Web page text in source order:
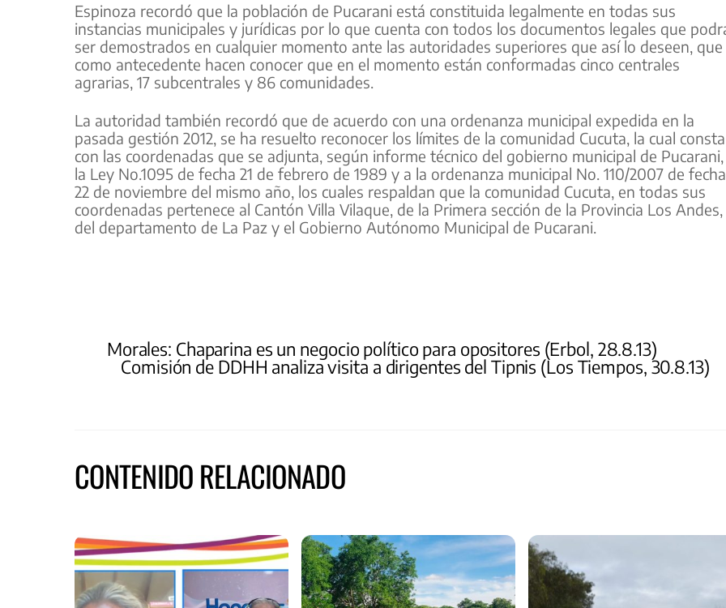
Espinoza recordó que la población de Pucarani está constituida legalmente en todas sus
instancias municipales y jurídicas por lo que cuenta con todos los documentos legales que
ser demostrados en cualquier momento ante las autoridades superiores que así lo deseen, que
como antecedente hacen conocer que en el momento están conformadas cinco centrales
agrarias, 17 subcentrales y 86 comunidades.
La autoridad también recordó que de acuerdo con una ordenanza municipal expedida en la
pasada gestión 2012, se ha resuelto reconocer los límites de la comunidad Cucuta, la cual consta
con las coordenadas que se adjunta, según informe técnico del gobierno municipal de
la Ley No.1095 de fecha 21 de febrero de 1989 y a la ordenanza municipal No. 110/2007 de fecha
22 de noviembre del mismo año, los cuales respaldan que la comunidad Cucuta, en todas sus
coordenadas pertenece al Cantón Villa Vilaque, de la Primera sección de la Provincia Los Andes,
del departamento de La Paz y el Gobierno Autónomo Municipal de Pucarani.
Morales: Chaparina es un negocio político para opositores (Erbol, 28.8.13)
Comisión de DDHH analiza visita a dirigentes del Tipnis (Los Tiempos, 30.8.13)
CONTENIDO RELACIONADO